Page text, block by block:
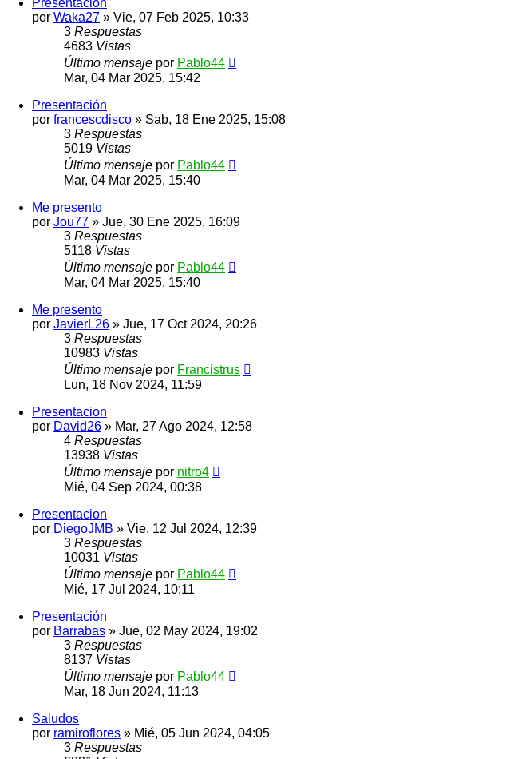
por Waka27 » Vie, 07 Feb 2025, 10:33
3 Respuestas
4683 Vistas
Último mensaje por Pablo44
Mar, 04 Mar 2025, 15:42
Presentación
por francescdisco » Sab, 18 Ene 2025, 15:08
3 Respuestas
5019 Vistas
Último mensaje por Pablo44
Mar, 04 Mar 2025, 15:40
Me presento
por Jou77 » Jue, 30 Ene 2025, 16:09
3 Respuestas
5118 Vistas
Último mensaje por Pablo44
Mar, 04 Mar 2025, 15:40
Me presento
por JavierL26 » Jue, 17 Oct 2024, 20:26
3 Respuestas
10983 Vistas
Último mensaje por Francistrus
Lun, 18 Nov 2024, 11:59
Presentacion
por David26 » Mar, 27 Ago 2024, 12:58
4 Respuestas
13938 Vistas
Último mensaje por nitro4
Mié, 04 Sep 2024, 00:38
Presentacion
por DiegoJMB » Vie, 12 Jul 2024, 12:39
3 Respuestas
10031 Vistas
Último mensaje por Pablo44
Mié, 17 Jul 2024, 10:11
Presentación
por Barrabas » Jue, 02 May 2024, 19:02
3 Respuestas
8137 Vistas
Último mensaje por Pablo44
Mar, 18 Jun 2024, 11:13
Saludos
por ramiroflores » Mié, 05 Jun 2024, 04:05
3 Respuestas